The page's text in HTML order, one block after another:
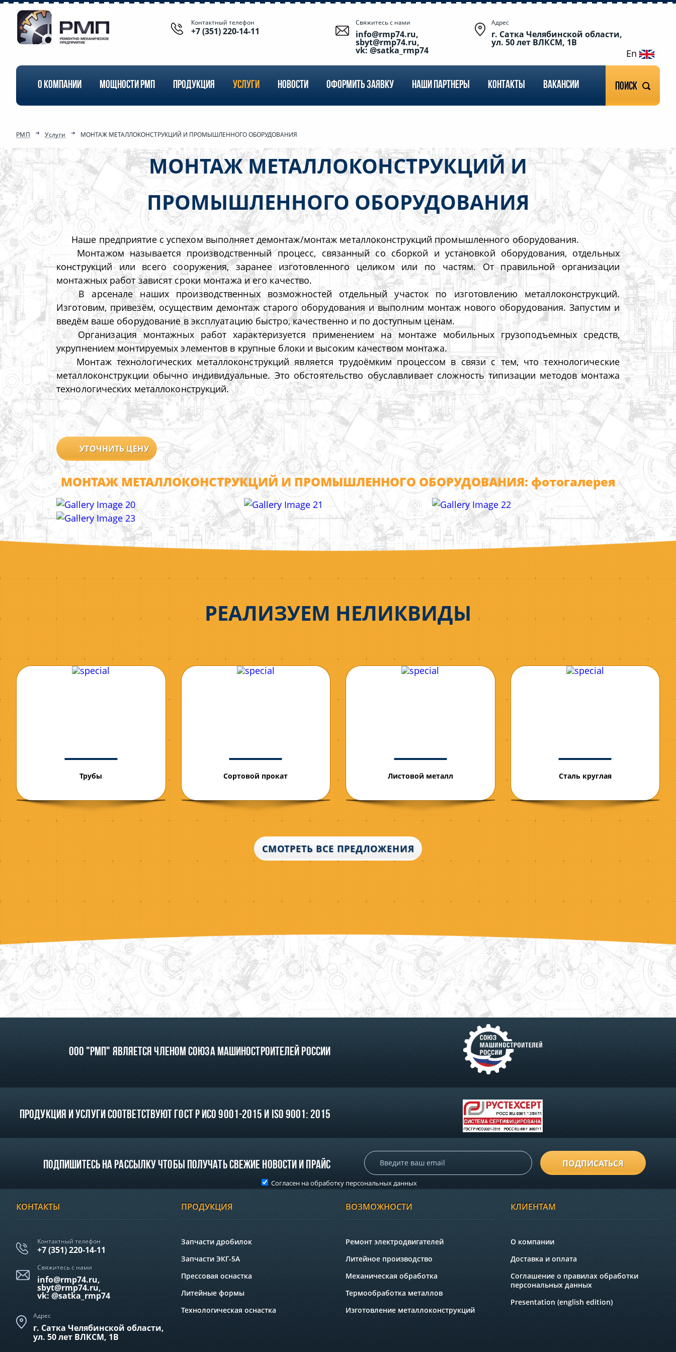
Контактный телефон
+7 (351) 220-14-11
Свяжитесь с нами
info@rmp74.ru,
sbyt@rmp74.ru,
vk: @satka_rmp74
Адрес
г. Сатка Челябинской области,
ул. 50 лет ВЛКСМ, 1В
En
О КОМПАНИИ МОЩНОСТИ РМП ПРОДУКЦИЯ УСЛУГИ НОВОСТИ ОФОРМИТЬ ЗАЯВКУ НАШИ ПАРТНЕРЫ КОНТАКТЫ ВАКАНСИИ Поиск
РМП Услуги МОНТАЖ МЕТАЛЛОКОНСТРУКЦИЙ И ПРОМЫШЛЕННОГО ОБОРУДОВАНИЯ
МОНТАЖ МЕТАЛЛОКОНСТРУКЦИЙ И
ПРОМЫШЛЕННОГО ОБОРУДОВАНИЯ
Наше предприятие с успехом выполняет демонтаж/монтаж металлоконструкций промышленного оборудования.
Монтажом называется производственный процесс, связанный со сборкой и установкой оборудования, отдельных
конструкций или всего сооружения, заранее изготовленного целиком или по частям. От правильной организации
монтажных работ зависят сроки монтажа и его качество.
В арсенале наших производственных возможностей отдельный участок по изготовлению металлоконструкций.
Изготовим, привезём, осуществим демонтаж старого оборудования и выполним монтаж нового оборудования. Запустим и
введём ваше оборудование в эксплуатацию быстро, качественно и по доступным ценам.
Организация монтажных работ характеризуется применением на монтаже мобильных грузоподъемных средств,
укрупнением монтируемых элементов в крупные блоки и высоким качеством монтажа.
Монтаж технологических металлоконструкций является трудоёмким процессом в связи с тем, что технологические
металлоконструкции обычно индивидуальные. Это обстоятельство обуславливает сложность типизации методов монтажа
технологических металлоконструкций.
УТОЧНИТЬ ЦЕНУ
МОНТАЖ МЕТАЛЛОКОНСТРУКЦИЙ И ПРОМЫШЛЕННОГО ОБОРУДОВАНИЯ: фотогалерея
РЕАЛИЗУЕМ НЕЛИКВИДЫ
Трубы Сортовой прокат Листовой металл Сталь круглая
СМОТРЕТЬ ВСЕ ПРЕДЛОЖЕНИЯ
ООО "РМП" является членом союза машиностроителей России
Продукция и услуги соответствуют ГОСТ Р ИСО 9001-2015 и ISO 9001: 2015
Подпишитесь на рассылку чтобы получать свежие новости и прайс ПОДПИСАТЬСЯ
Согласен на обработку персональных данных
КОНТАКТЫ
Контактный телефон
+7 (351) 220-14-11
Свяжитесь с нами
info@rmp74.ru,
sbyt@rmp74.ru,
vk: @satka_rmp74
Адрес
г. Сатка Челябинской области,
ул. 50 лет ВЛКСМ, 1В
ПРОДУКЦИЯ
Запчасти дробилок
Запчасти ЭКГ-5А
Прессовая оснастка
Литейные формы
Технологическая оснастка
ВОЗМОЖНОСТИ
Ремонт электродвигателей
Литейное производство
Механическая обработка
Термообработка металлов
Изготовление металлоконструкций
КЛИЕНТАМ
О компании
Доставка и оплата
Соглашение о правилах обработки
персональных данных
Presentation (english edition)